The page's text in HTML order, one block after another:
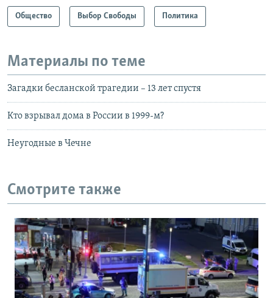
Общество Выбор Свободы Политика
Материалы по теме
Загадки бесланской трагедии – 13 лет спустя
Кто взрывал дома в России в 1999-м?
Неугодные в Чечне
Смотрите также